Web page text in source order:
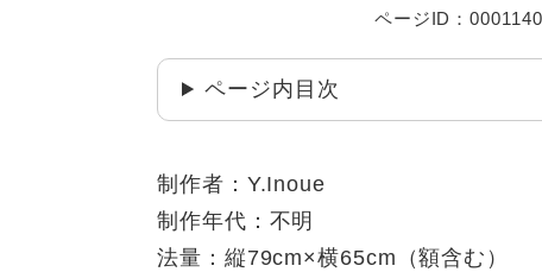
ページID：0001140
ページ内目次
制作者：Y.Inoue
制作年代：不明
法量：縦79cm×横65cm（額含む）